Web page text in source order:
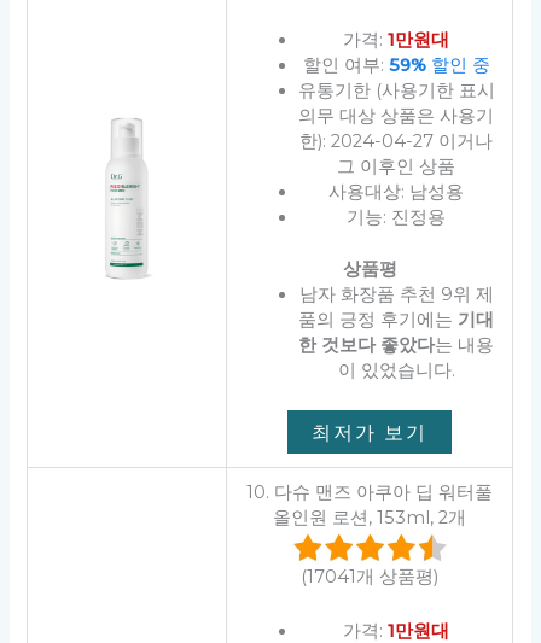
가격:1만원대
할인 여부: 59%할인 중
유통기한 (사용기한 표시
의무 대상 상품은 사용기
한): 2024-04-27 이거나
그 이후인 상품
사용대상: 남성용
기능: 진정용
상품평
남자 화장품 추천 9위 제
품의 긍정 후기에는 기대
한 것보다 좋았다는 내용
이 있었습니다.
최저가 보기
10. 다슈 맨즈 아쿠아 딥 워터풀
올인원 로션, 153ml, 2개
(17041개 상품평)
가격:1만원대